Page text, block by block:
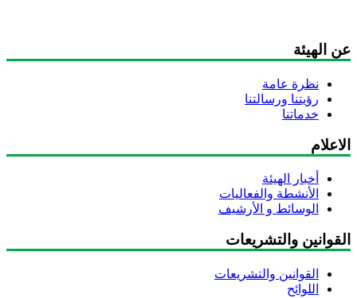
عن الهيئة
نظرة عامة
رؤيتنا ورسالتنا
خدماتنا
الاعلام
أخبار الهيئة
الأنشطة والفعاليات
الوسائط و الأرشيف
القوانين والتشريعات
القوانين والتشريعات
اللوائح